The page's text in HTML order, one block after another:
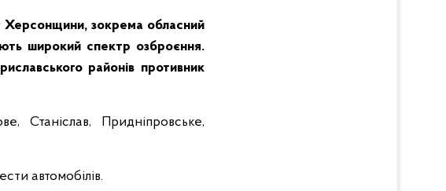
Херсонщини, зокрема обласний
широкий спектр озброєння.
районів противник
Станіслав, Придніпровське,
автомобілів.